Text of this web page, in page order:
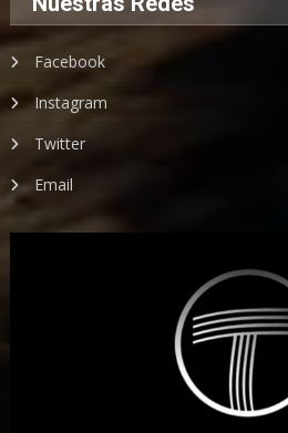
Facebook
Instagram
Twitter
Email